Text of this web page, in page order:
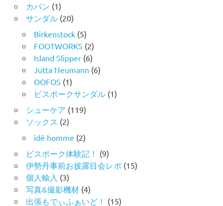
カバン (1)
サンダル(20)
Birkenstock(5)
FOOTWORKS (2)
Island Slipper(6)
Jutta Neumann (6)
OOFOS (1)
ビスポークサンダル(1)
シューケア (119)
ソックス (2)
idé homme (2)
ビスポーク体験記！ (9)
伊勢丹事前お披露目会レポ (15)
個人輸入 (3)
写真&撮影機材(4)
出張もでぃふぁいど！ (15)